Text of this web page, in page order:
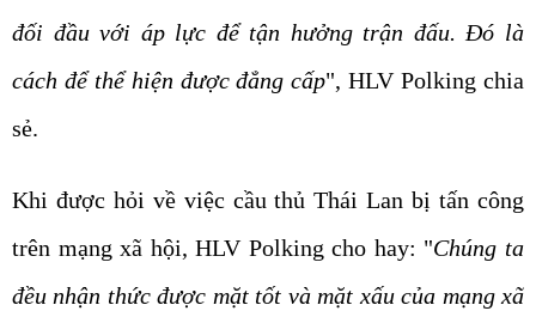
đối đầu với áp lực để tận hưởng trận đấu. Đó là
cách để thể hiện được đẳng cấp", HLV Polking chia
sẻ.
Khi được hỏi về việc cầu thủ Thái Lan bị tấn công
trên mạng xã hội, HLV Polking cho hay: "Chúng ta
đều nhận thức được mặt tốt và mặt xấu của mạng xã